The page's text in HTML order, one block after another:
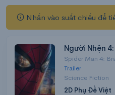
Nhấn vào suất chiếu để
Người Nhện
Spider Man 4:
Trailer
Science Fiction
2D Phụ Đề Việt